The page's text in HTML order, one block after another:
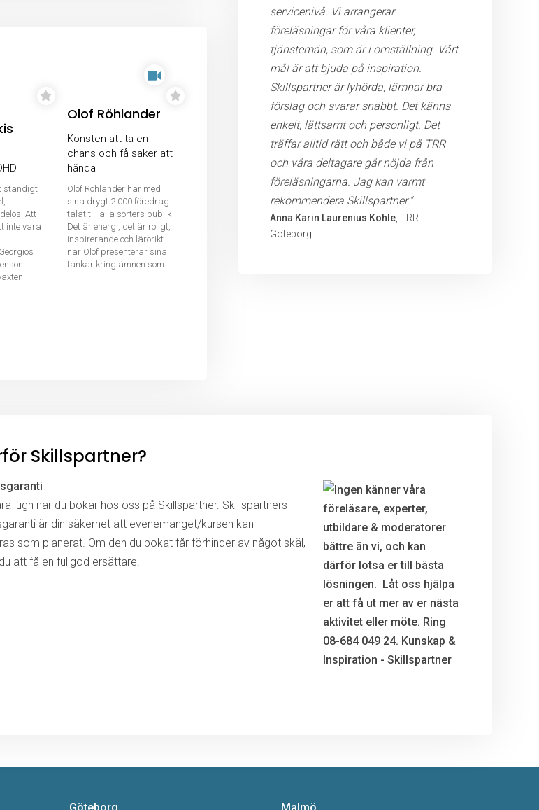
ständigt
Att
inte vara
Olof Röhlander
Konsten att ta en
chans och få saker att
hända
Olof Röhlander har med
sina drygt 2 000 föredrag
talat till alla sorters publik
Det är energi, det är roligt,
inspirerande och lärorikt
när Olof presenterar sina
tankar kring ämnen som...
servicenivå. Vi arrangerar
föreläsningar för våra klienter,
tjänstemän, som är i omställning. Vårt
mål är att bjuda på inspiration.
Skillspartner är lyhörda, lämnar bra
förslag och svarar snabbt. Det känns
enkelt, lättsamt och personligt. Det
träffar alltid rätt och både vi på TRR
och våra deltagare går nöjda från
föreläsningarna. Jag kan varmt
rekommendera Skillspartner."
Anna Karin Laurenius Kohle , TRR
Göteborg
Skillspartner?
lugn när du bokar hos oss på Skillspartner. Skillspartners
är din säkerhet att evenemanget/kursen kan
som planerat. Om den du bokat får förhinder av något skäl,
att få en fullgod ersättare.